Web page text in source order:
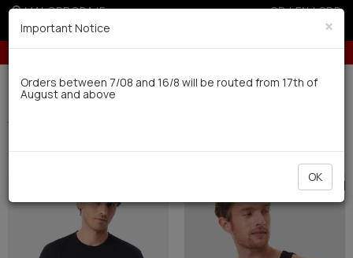
MALOPRODAJE GR|EN|SRB
10% popusta za porudžbine preko 24.000 dinara
Dostava u roku od 10 radnih dana
Thermal
Filter
SORTIRATI
×
Important Notice
Orders between 7/08 and 16/8 will be routed from 17th of
August and above
OK